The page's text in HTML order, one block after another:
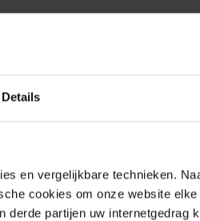
Details
en vergelijkbare technieken.
cookies om onze website
partijen uw internetgedrag